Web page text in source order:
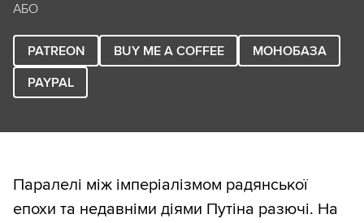
АБО
PATREON BUY ME A COFFEE
МОНОБАЗА
PAYPAL
Паралелі між імперіалізмом радянської
епохи та недавніми діями Путіна разючі. На